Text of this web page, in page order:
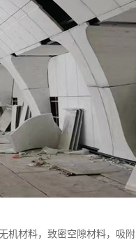
机材料，致密空隙材料，吸